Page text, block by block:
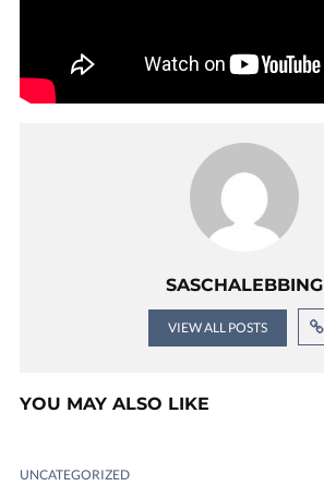
SASCHALEBBING
VIEW ALL POSTS
YOU MAY ALSO LIKE
UNCATEGORIZED